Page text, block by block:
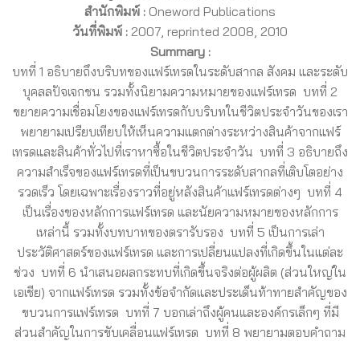
สำนักพิมพ์ : Oneword Publications
วันที่พิมพ์ : 2007, reprinted 2008, 2010
Summary :
บทที่ 1 อธิบายถึงบริบทของแฟร์เทรดในระดับสากล สังคม และระดับ
บุคลลปัจเจกชน รวมทั้งนิยามความหมายของแฟร์เทรด บทที่ 2
ขยายความเชื่อมโยงของแฟร์เทรดกับบริบทในชีวิตประจำวันของเรา
พยายามเปรียบเทียบให้เห็นความแตกต่างระหว่างสินค้าจากแฟร์
เทรดและสินค้าทั่วไปที่เราหาซื้อในชีวิตประจำวัน บทที่ 3 อธิบายถึง
ความสำเร็จของแฟร์เทรดที่เป็นขบวนการระดับสากลที่เติบโตอย่าง
รวดเร็ว โดยเฉพาะเรื่องราวที่อยู่หลังสินค้าแฟร์เทรดต่างๆ บทที่ 4
เป็นเรื่องของหลักการแฟร์เทรด และนัยความหมายของหลักการ
เหล่านี้ รวมทั้งบทบาทของตรารับรอง บทที่ 5 เป็นการเล่า
ประวัติศาสตร์ของแฟร์เทรด และการเปลี่ยนแปลงที่เกิดขึ้นในแต่ละ
ช่วง บทที่ 6 นำเสนอผลกระทบที่เกิดขึ้นจริงต่อผู้ผลิต (ส่วนใหญ่ใน
เอเชีย) จากแฟร์เทรด รวมทั้งข้อจำกัดและประเด็นท้าทายสำคัญของ
ขบวนการแฟร์เทรด บทที่ 7 บอกเล่าถึงผู้คนและองค์กรเล็กๆ ที่มี
ส่วนสำคัญในการขับเคลื่อนแฟร์เทรด บทที่ 8 พยายามตอบคำถาม